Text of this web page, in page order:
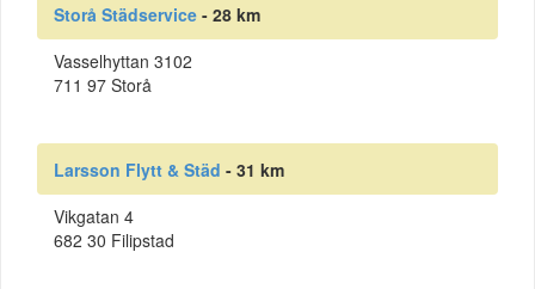
Storå Städservice - 28 km
Vasselhyttan 3102
711 97 Storå
Larsson Flytt & Städ - 31 km
Vikgatan 4
682 30 Filipstad